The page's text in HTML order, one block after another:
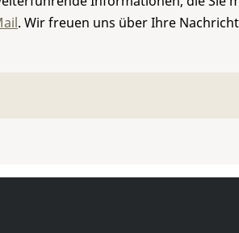
. Wir freuen uns über Ihre